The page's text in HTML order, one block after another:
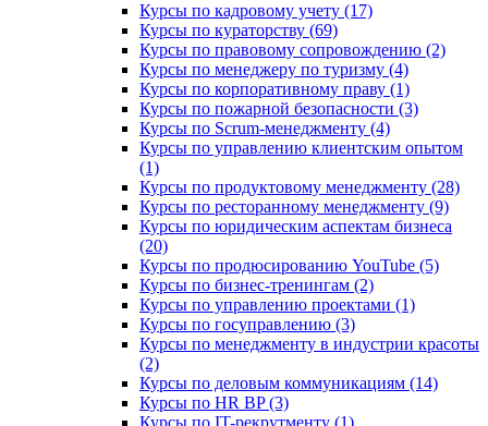
Курсы по кадровому учету (17)
Курсы по кураторству (69)
Курсы по правовому сопровождению (2)
Курсы по менеджеру по туризму (4)
Курсы по корпоративному праву (1)
Курсы по пожарной безопасности (3)
Курсы по Scrum-менеджменту (4)
Курсы по управлению клиентским опытом
(1)
Курсы по продуктовому менеджменту (28)
Курсы по ресторанному менеджменту (9)
Курсы по юридическим аспектам бизнеса
(20)
Курсы по продюсированию YouTube (5)
Курсы по бизнес-тренингам (2)
Курсы по управлению проектами (1)
Курсы по госуправлению (3)
Курсы по менеджменту в индустрии красоты
(2)
Курсы по деловым коммуникациям (14)
Курсы по HR BP (3)